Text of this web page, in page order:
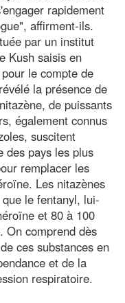
rapidement
affirment-ils.
par un institut
Kush saisis en
le compte de
la présence de
de puissants
également connus
suscitent
des pays les plus
remplacer les
Les nitazènes
le fentanyl, lui-
et 80 à 100
On comprend dès
ces substances en
et de la
respiratoire.